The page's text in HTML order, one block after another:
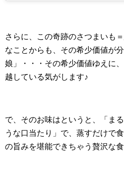
さらに、この奇跡のさつまいも
なことからも、その希少価値が
娘」・・・その希少価値ゆえに
越している気がします♪
で、そのお味はというと、「ま
うな口当たり」で、蒸すだけで
の旨みを堪能できちゃう贅沢な食